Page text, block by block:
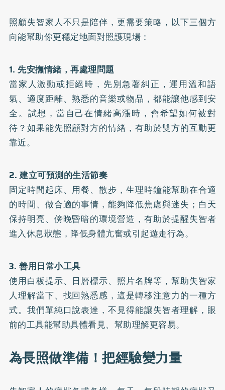
照顧失智家人不只是陪伴，更需要策略，以下三個方
向能幫助你更穩定地面對照護現場：
1. 先安撫情緒，再處理問題
當家人激動或拒絕時，先別急著糾正，運用溫和語
氣、適度距離、熟悉的音樂或物品，都能讓他感到安
全。試想，當自己在情緒高漲時，會希望如何被對
待？如果能先照顧對方的情緒，有助於雙方的互動更
靠近。
2. 建立可預測的生活節奏
固定時間起床、用餐、散步，生理時鐘能幫助在合適
的時間、做合適的事情，能夠降低焦慮與迷失；白天
保持明亮、傍晚昏暗的環境營造，有助於提醒失智者
進入休息狀態，降低身體亢奮或引起遊走行為。
3. 善用日常小工具
使用白板提示、日曆標示、照片名牌等，幫助失智家
人理解當下、找回熟悉感，這是轉移注意力的一種方
式。我們單純口說表達，不見得能讓失智者理解，眼
前的工具能幫助具體看見、幫助理解更容易。
為長照做準備！把經驗變力量